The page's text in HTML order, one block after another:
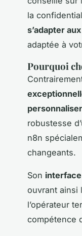
la
s’adapter
adaptée à
Pourquoi
robustesse
n8n
changeants.
Son
ouvrant ainsi
l’opérateur
compétence